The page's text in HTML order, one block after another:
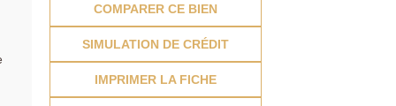
COMPARER CE BIEN
SIMULATION DE CRÉDIT
IMPRIMER LA FICHE